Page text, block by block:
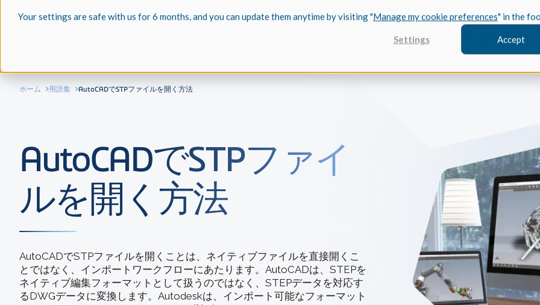
Your settings are safe with us for 6 months, and you can update them anytime by visiting "Manage my cookie preferences" in the
Settings Accept
3D モデリ
CGM
最先端の3Dモ
3D ACIS
長い歴史と実
ラー
川崎の
事例研究
川崎重工
レーニン
Treble
ケースス
Treble が
使用して
レーショ
スペイシャルについて 開発関連
ホーム 用語集 AutoCADでSTPファイルを開く方法
AutoCADでSTPファイ
ルを開く方法
AutoCADでSTPファイルを開くことは、ネイティブファイルを直接開くこ
とではなく、インポートワークフローにあたります。AutoCADは、STEPを
ネイティブ編集フォーマットとして扱うのではなく、STEPデータを対応す
るDWGデータに変換します。Autodeskは、インポート可能なフォーマット